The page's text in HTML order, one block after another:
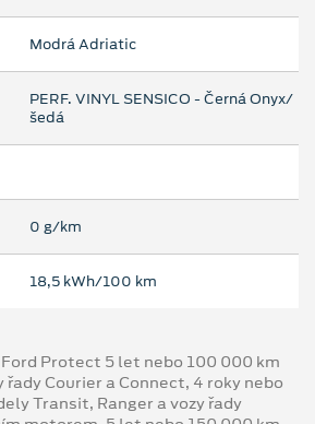
Modrá Adriatic
PERF. VINYL SENSICO - Černá Onyx/
šedá
0 g/km
18,5 kWh/100 km
Protect 5 let nebo 100 000 km
řady Courier a Connect, 4 roky nebo
Transit, Ranger a vozy řady